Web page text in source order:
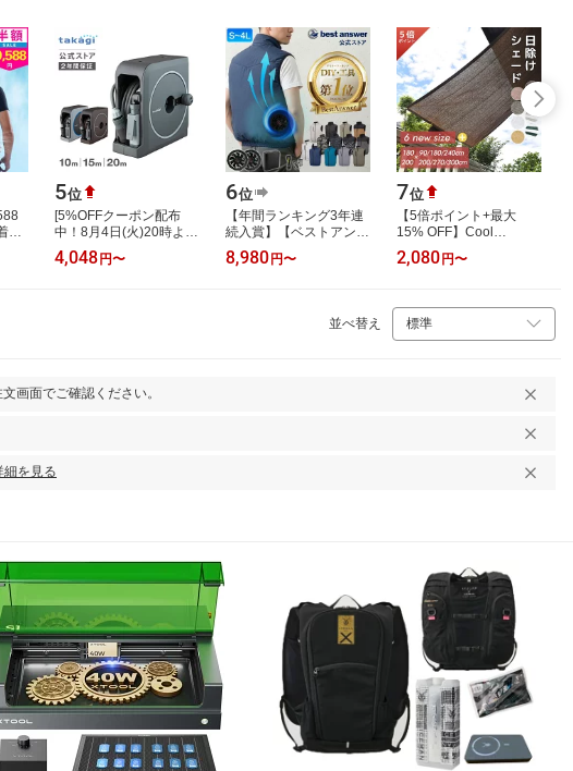
る
5位
[5%OFFクーポン配布
中！8月4日(火)20時より
使用可能]タカギ ホース
ホースリール 10m 15m
4,048円〜
6位
【年間ランキング3年連
続入賞】【ベストアンサ
ー】空調ベスト 2026年
ファン付きベスト フル
8,980円〜
7位
【5倍ポイント+最大
15% OFF】Cool
Time(クールタイム) 日
除け シェード オーニ
2,080円〜
並べ替え
画面でご確認ください。
細を見る